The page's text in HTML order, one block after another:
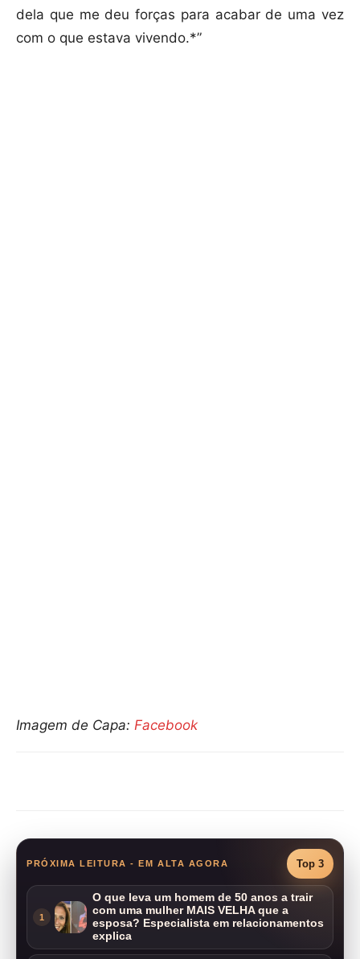
dela que me deu forças para acabar de uma vez
com o que estava vivendo.*”
Imagem de Capa: Facebook
PRÓXIMA LEITURA - EM ALTA AGORA Top 3
1
O que leva um homem de 50 anos a trair
com uma mulher MAIS VELHA que a
esposa? Especialista em relacionamentos
explica